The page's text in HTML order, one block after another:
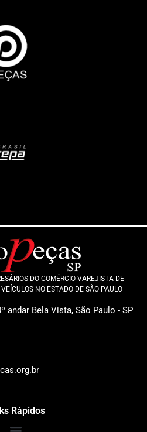
DO COMÉRCIO VAREJISTA DE
NO ESTADO DE SÃO PAULO
andar Bela Vista, São Paulo - SP
Rápidos